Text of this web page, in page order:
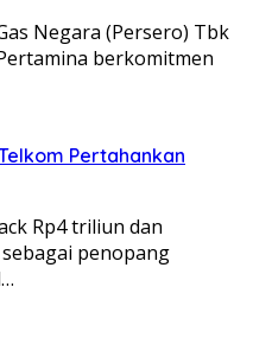
Negara (Persero) Tbk
berkomitmen
Pertahankan
Rp4 triliun dan
penopang